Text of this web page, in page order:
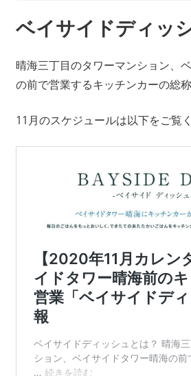
ベイサイドディッ
晴海三丁目のタワーマンション、
の前で営業するキッチンカーの総称
11月のスケジュールは以下をご覧